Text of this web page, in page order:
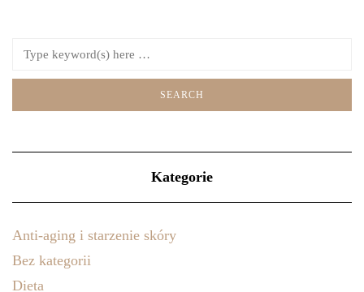
Kategorie
Anti-aging i starzenie skóry
Bez kategorii
Dieta